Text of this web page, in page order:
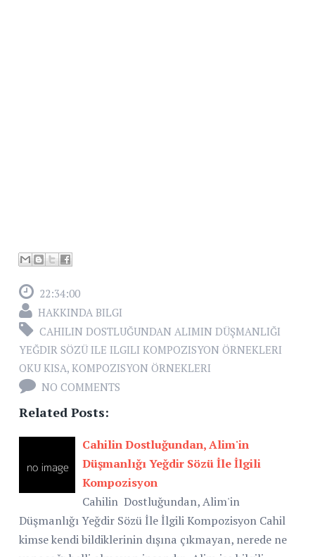
22:34:00
HAKKINDA BILGI
CAHILIN DOSTLUĞUNDAN ALIMIN DÜŞMANLIĞI
YEĞDIR SÖZÜ ILE ILGILI KOMPOZISYON ÖRNEKLERI
OKU KISA, KOMPOZISYON ÖRNEKLERI
NO COMMENTS
Related Posts:
Cahilin Dostluğundan, Alim'in
Düşmanlığı Yeğdir Sözü İle İlgili
Kompozisyon
Cahilin Dostluğundan, Alim'in
Düşmanlığı Yeğdir Sözü İle İlgili Kompozisyon Cahil
kimse kendi bildiklerinin dışına çıkmayan, nerede ne